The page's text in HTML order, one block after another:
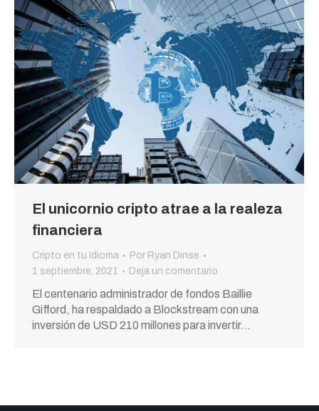
El unicornio cripto atrae a la realeza
financiera
Cripto en tu Idioma Por Ryan Dinse
1 septiembre, 2021
Deja un comentario
El centenario administrador de fondos Baillie
Gifford, ha respaldado a Blockstream con una
inversión de USD 210 millones para invertir…